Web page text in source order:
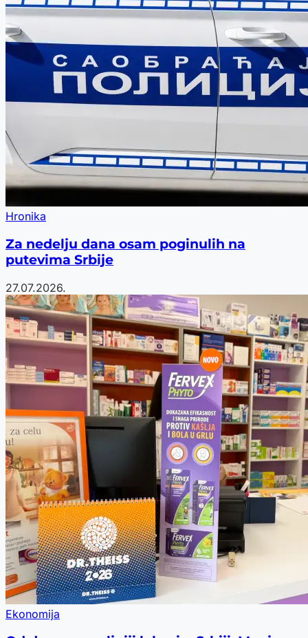
Hronika
Za nedelju dana osam poginulih na
putevima Srbije
27.07.2026.
Ekonomija